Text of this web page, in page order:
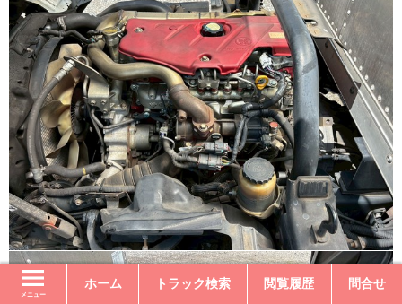
メニュー
ホーム トラック検索 閲覧履歴 問合せ